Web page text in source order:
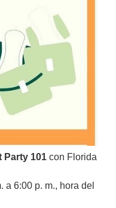
Party 101 con Florida
a 6:00 p. m., hora del